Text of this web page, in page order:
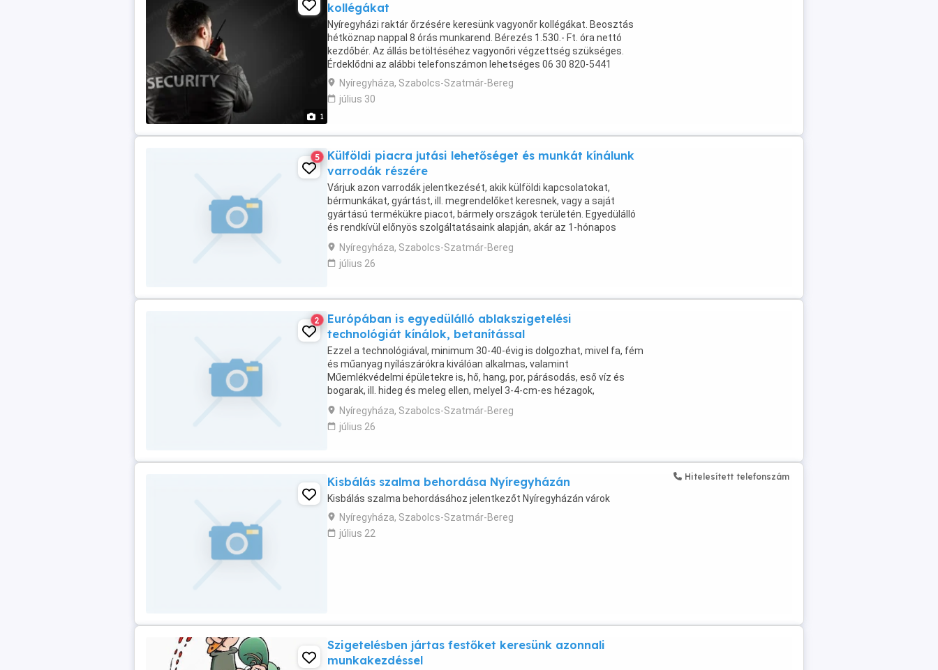
1
kollégákat
Nyíregyházi raktár őrzésére keresünk vagyonőr kollégákat. Beosztás
hétköznap nappal 8 órás munkarend. Bérezés 1.530.- Ft. óra nettó
kezdőbér. Az állás betöltéséhez vagyonőri végzettség szükséges.
Érdeklődni az alábbi telefonszámon lehetséges 06 30 820-5441
Nyíregyháza, Szabolcs-Szatmár-Bereg
július 30
5
Külföldi piacra jutási lehetőséget és munkát kínálunk
varrodák részére
Várjuk azon varrodák jelentkezését, akik külföldi kapcsolatokat,
bérmunkákat, gyártást, ill. megrendelőket keresnek, vagy a saját
gyártású termékükre piacot, bármely országok területén. Egyedülálló
és rendkívül előnyös szolgáltatásaink alapján, akár az 1-hónapos
szerződéssel is munkát realizálhat, de ...
Nyíregyháza, Szabolcs-Szatmár-Bereg
július 26
2
Európában is egyedülálló ablakszigetelési
technológiát kínálok, betanítással
Ezzel a technológiával, minimum 30-40-évig is dolgozhat, mivel fa, fém
és műanyag nyílászárókra kiválóan alkalmas, valamint
Műemlékvédelmi épületekre is, hő, hang, por, párásodás, eső víz és
bogarak, ill. hideg és meleg ellen, melyel 3-4-cm-es hézagok,
vetemedések is kiszigetelhetők és csak 1/10-be kerül ...
Nyíregyháza, Szabolcs-Szatmár-Bereg
július 26
Kisbálás szalma behordása Nyíregyházán
Kisbálás szalma behordásához jelentkezőt Nyíregyházán várok
Nyíregyháza, Szabolcs-Szatmár-Bereg
július 22
Hitelesített telefonszám
Szigetelésben jártas festőket keresünk azonnali
munkakezdéssel